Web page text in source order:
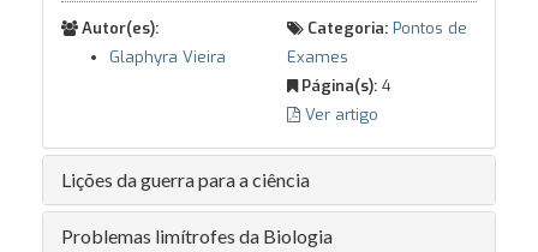
Autor(es):
Glaphyra Vieira
Categoria: Pontos de
Exames
Página(s): 4
Ver artigo
Lições da guerra para a ciência
Problemas limítrofes da Biologia